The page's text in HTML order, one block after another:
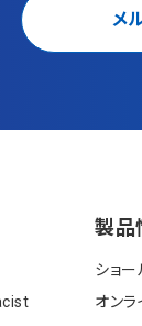
メ
製品
ショ
オンラ